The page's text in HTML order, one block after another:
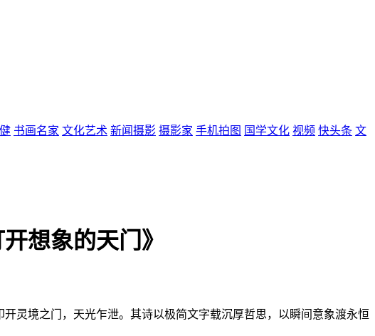
书画名家 文化艺术 新闻摄影 摄影家 手机拍图 国学文化 视频 快头条 文
想象的天门》
灵境之门，天光乍泄。其诗以极简文字载沉厚哲思，以瞬间意象渡永恒